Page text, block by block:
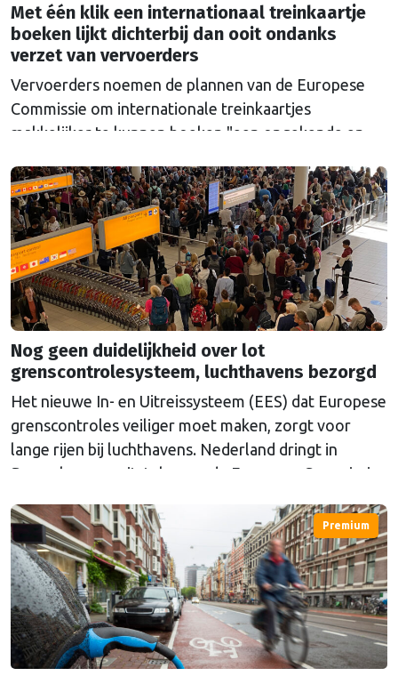
Met één klik een internationaal treinkaartje
boeken lijkt dichterbij dan ooit ondanks
verzet van vervoerders
Vervoerders noemen de plannen van de Europese
Commissie om internationale treinkaartjes
makkelijker te kunnen boeken "een ongekende en
dit keer te groot om het voorstel nog tegen te
houden.
Nog geen duidelijkheid over lot
grenscontrolesysteem, luchthavens bezorgd
Het nieuwe In- en Uitreissysteem (EES) dat Europese
grenscontroles veiliger moet maken, zorgt voor
lange rijen bij luchthavens. Nederland dringt in
Brussel aan op uitstel, maar de Europese Commissie
Premium